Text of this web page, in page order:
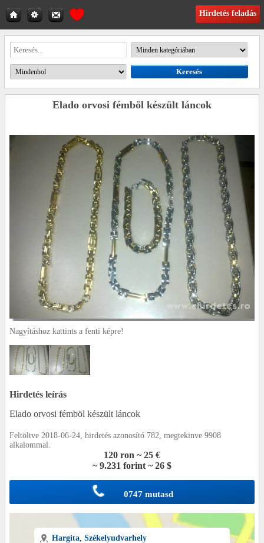
Hirdetés feladás
Elado orvosi fémböl készült láncok
Nagyításhoz kattints a fenti képre!
Hirdetés leírás
Elado orvosi fémböl készült láncok
Feltöltve 2018-06-24, hirdetés azonosító 782, megtekinve 9908
alkalommal.
120 ron ~ 25 €
~ 9.231 forint ~ 26 $
0747 mutasd
Hargita, Székelyudvarhely